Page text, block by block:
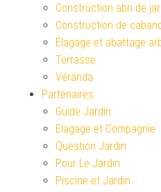
Construction abri de
Construction de
Élagage et abattage
Terrasse
Véranda
Partenaires
Guide Jardin
Elagage et Compagnie
Question Jardin
Pour Le Jardin
Piscine et Jardin